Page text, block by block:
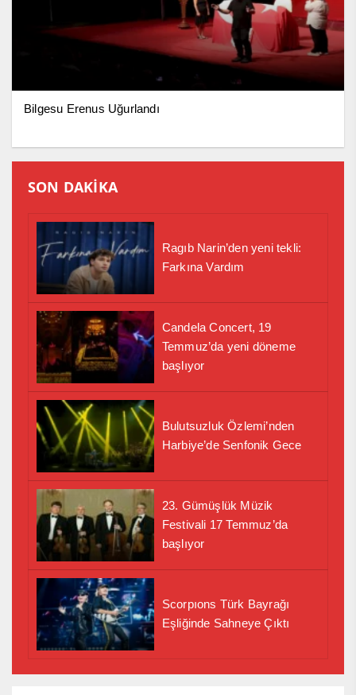
Bilgesu Erenus Uğurlandı
SON DAKİKA
Ragıb Narin’den yeni tekli:
Farkına Vardım
Candela Concert, 19
Temmuz’da yeni döneme
başlıyor
Bulutsuzluk Özlemi’nden
Harbiye’de Senfonik Gece
23. Gümüşlük Müzik
Festivali 17 Temmuz’da
başlıyor
Scorpıons Türk Bayrağı
Eşliğinde Sahneye Çıktı